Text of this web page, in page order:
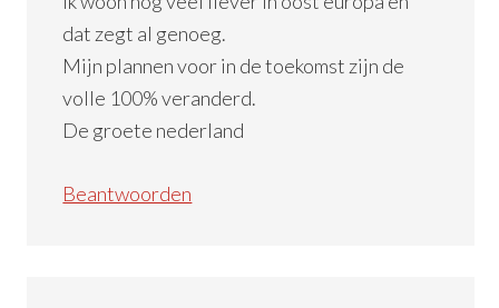
dat zegt al genoeg.
Mijn plannen voor in de toekomst zijn de
volle 100% veranderd.
De groete nederland
Beantwoorden